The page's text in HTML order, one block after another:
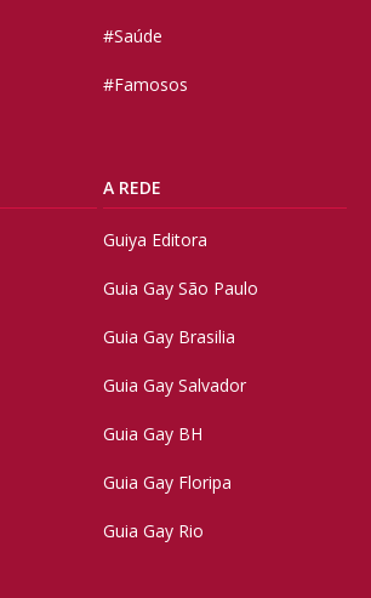
#Saúde
#Famosos
A REDE
Guiya Editora
Guia Gay São Paulo
Guia Gay Brasilia
Guia Gay Salvador
Guia Gay BH
Guia Gay Floripa
Guia Gay Rio